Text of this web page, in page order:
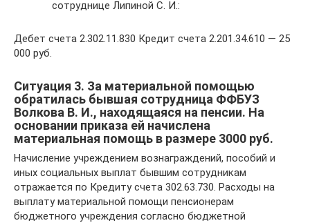
сотруднице Липиной С. И.:
Дебет счета 2.302.11.830 Кредит счета 2.201.34.610 — 25
000 руб.
Ситуация 3. За материальной помощью
обратилась бывшая сотрудница ФФБУЗ
Волкова В. И., находящаяся на пенсии. На
основании приказа ей начислена
материальная помощь в размере 3000 руб.
Начисление учреждением вознаграждений, пособий и
иных социальных выплат бывшим сотрудникам
отражается по Кредиту счета 302.63.730. Расходы на
выплату материальной помощи пенсионерам
бюджетного учреждения согласно бюджетной